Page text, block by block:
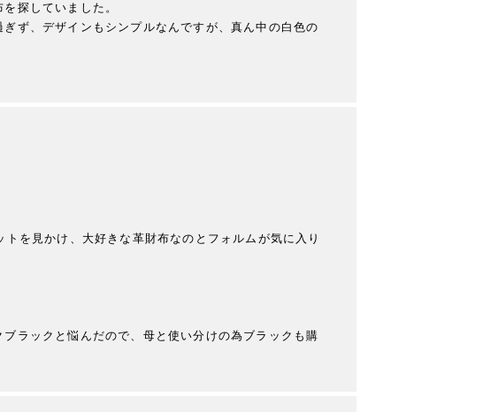
探していました。
ず、デザインもシンプルなんですが、真ん中の白色の
を見かけ、大好きな革財布なのとフォルムが気に入り
ラックと悩んだので、母と使い分けの為ブラックも購